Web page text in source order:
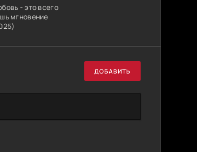
- это всего
мгновение
ДОБАВИТЬ